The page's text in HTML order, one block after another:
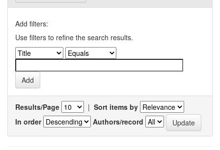
Add filters:
Use filters to refine the search results.
Results/Page | Sort items by
In order
Authors/record